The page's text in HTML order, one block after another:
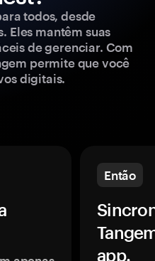
todos, desde
Eles mantêm suas
de gerenciar. Com
permite que você
digitais.
Então
app.